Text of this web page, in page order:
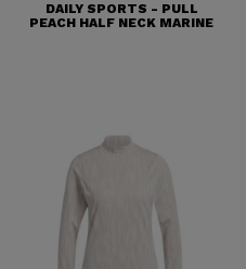
DAILY SPORTS - PULL
PEACH HALF NECK MARINE